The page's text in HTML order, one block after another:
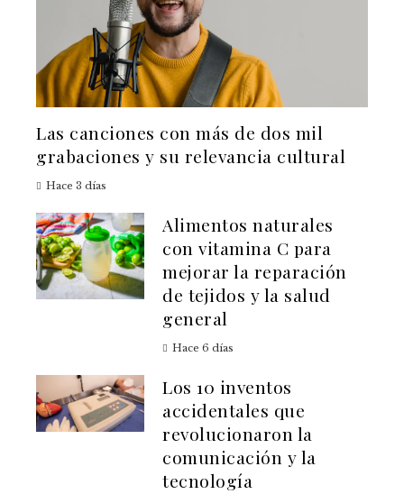
Las canciones con más de dos mil
grabaciones y su relevancia cultural
Hace 3 días
Alimentos naturales
con vitamina C para
mejorar la reparación
de tejidos y la salud
general
Hace 6 días
Los 10 inventos
accidentales que
revolucionaron la
comunicación y la
tecnología